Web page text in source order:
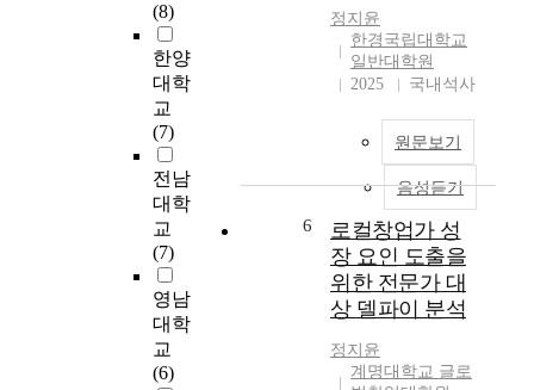
(8)
한양
대학
교
(7)
전남
대학
교
(7)
영남
대학
교
(6)
u
프로그램의 구체적인
발전방향을 언급함에
있어 '미국 지역사회
협력 프로그램과 그
'지역사회협력 발전방
향'을 중심 내용으로
하였다. 우리나라 보
사회의 협력이 부족한
이유는 크게 여섯가지
로 정리할 수 있다. 첫
째, 보호관찰에 대한
대국민적 홍보 부족,
둘째, 지역사회봉사
개념이 약한 국민 의
a
정지윤
한경국립대학교
일반대학원
2025
국내석사
원문보기
음성듣기
6
로컬창업가 성
장 요인 도출을
위한 전문가 대
상 델파이 분석
정지윤
계명대학교 글로